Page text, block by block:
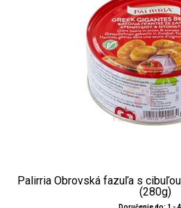
Palirria Obrovská fazuľa s
(280g)